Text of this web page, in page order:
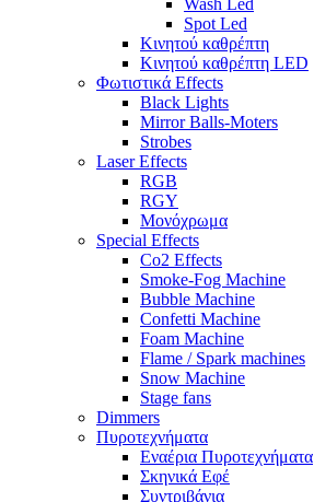
Wash Led
Spot Led
Κινητού καθρέπτη
Κινητού καθρέπτη LED
Φωτιστικά Effects
Black Lights
Mirror Balls-Moters
Strobes
Laser Effects
RGB
RGY
Μονόχρωμα
Special Effects
Co2 Effects
Smoke-Fog Machine
Bubble Machine
Confetti Machine
Foam Machine
Flame / Spark machines
Snow Machine
Stage fans
Dimmers
Πυροτεχνήματα
Εναέρια Πυροτεχνήματα
Σκηνικά Εφέ
Συντριβάνια